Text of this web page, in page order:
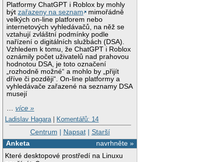
Platformy ChatGPT i Roblox by mohly
býtzařazeny na seznam
mimořádně
velkých on-line platforem nebo
internetových vyhledávačů, na něž se
vztahují zvláštní podmínky podle
nařízení o digitálních službách (DSA).
Vzhledem k tomu, že ChatGPT i Roblox
oznámily počet uživatelů nad prahovou
hodnotou DSA, je toto označení
„rozhodně možné“ a mohlo by „přijít
dříve či později“. On-line platformy a
vyhledávače zařazené na seznamy DSA
musejí
…více »
Ladislav Hagara | Komentářů: 14
Centrum | Napsat| Starší
navrhněte »
Anketa
Které desktopové prostředí na Linuxu